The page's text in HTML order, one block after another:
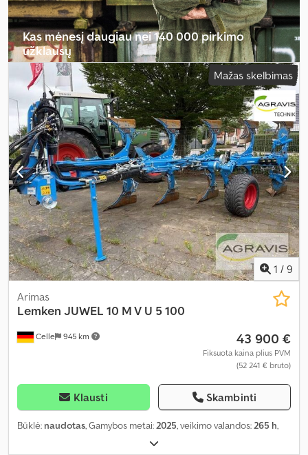
Kas mėnesį daugiau nei 140 000 pirkimo
užklausų
Pasirinkite prekybininko paketąMažas skelbimas
1 / 9
Celle 945 km
Arimas
Lemken JUWEL 10 M V U 5 100
43 900 €
Fiksuota kaina plius PVM
(52 241 € bruto)
Klausti Skambinti
Būklė: naudotas, Gamybos metai:2025, veikimo valandos:265 h,